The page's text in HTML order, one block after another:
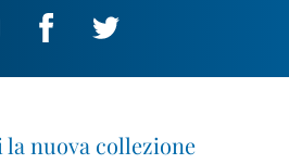
nuova collezione